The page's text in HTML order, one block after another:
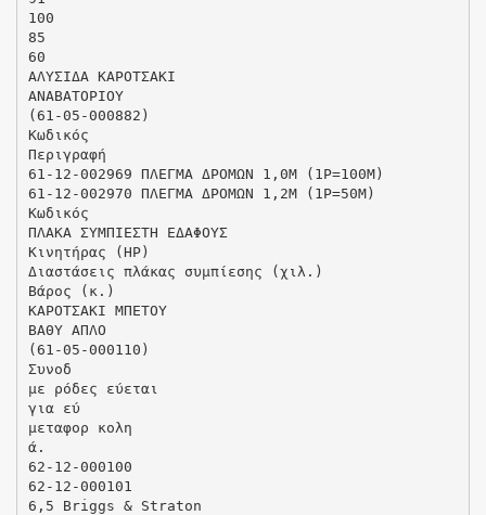
100
85
60
ΑΛΥΣΙΔΑ ΚΑΡΟΤΣΑΚΙ
ΑΝΑΒΑΤΟΡΙΟΥ
(61-05-000882)
Κωδικός
Περιγραφή
61-12-002969 ΠΛΕΓΜΑ ΔΡΟΜΩΝ 1,0Μ (1Ρ=100Μ)
61-12-002970 ΠΛΕΓΜΑ ΔΡΟΜΩΝ 1,2Μ (1Ρ=50Μ)
Κωδικός
ΠΛΑΚΑ ΣΥΜΠΙΕΣΤΗ ΕΔΑΦΟΥΣ
Κινητήρας (HP)
Διαστάσεις πλάκας συμπίεσης (χιλ.)
Βάρος (κ.)
ΚΑΡΟΤΣΑΚΙ ΜΠΕΤΟΥ
ΒΑΘΥ ΑΠΛΟ
(61-05-000110)
Συνοδ
με ρόδες εύεται
για εύ
μεταφορ κολη
ά.
62-12-000100
62-12-000101
6,5 Briggs & Straton